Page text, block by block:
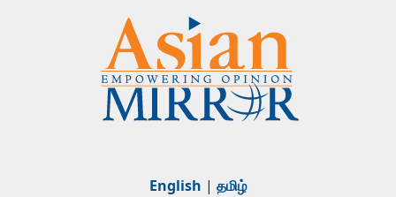
English | தமிழ்